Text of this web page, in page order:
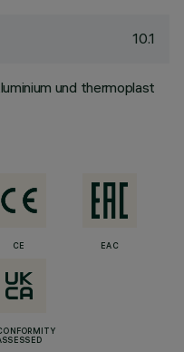
10.1
und thermoplast
CE EAC